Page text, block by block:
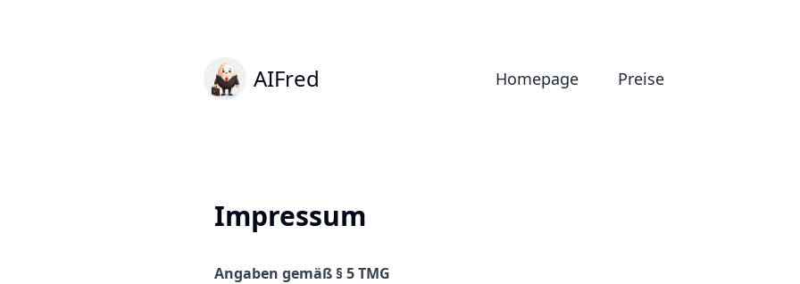
AIFred Homepage Preise
Impressum
Angaben gemäß § 5 TMG